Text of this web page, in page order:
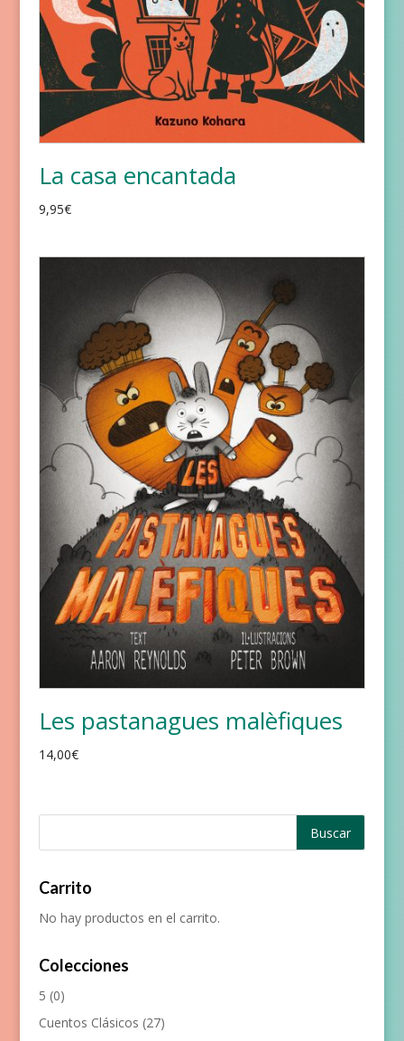
La casa encantada
9,95€
Les pastanagues malèfiques
14,00€
Carrito
No hay productos en el carrito.
Colecciones
5 (0)
Cuentos Clásicos (27)